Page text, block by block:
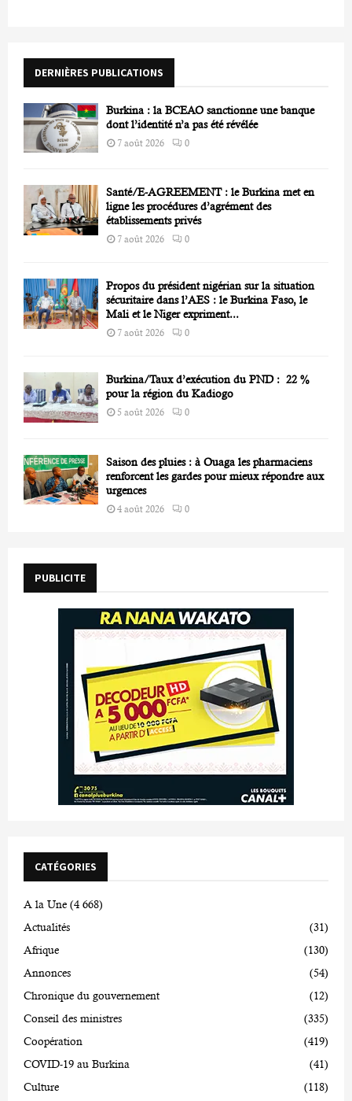
r
DERNIÈRES PUBLICATIONS
Burkina : la BCEAO sanctionne une banque
dont l’identité n’a pas été révélée
7 août 2026 0
Santé/E-AGREEMENT : le Burkina met en
ligne les procédures d’agrément des
établissements privés
7 août 2026 0
Propos du président nigérian sur la situation
sécuritaire dans l’AES : le Burkina Faso, le
Mali et le Niger expriment...
7 août 2026 0
Burkina/Taux d’exécution du PND : 22 %
pour la région du Kadiogo
5 août 2026 0
Saison des pluies : à Ouaga les pharmaciens
renforcent les gardes pour mieux répondre aux
urgences
4 août 2026 0
PUBLICITE
CATÉGORIES
A la Une (4 668)
Actualités
(31)
Afrique
(130)
Annonces
(54)
Chronique du gouvernement
(12)
Conseil des ministres
(335)
Coopération
(419)
COVID-19 au Burkina
(41)
Culture
(118)